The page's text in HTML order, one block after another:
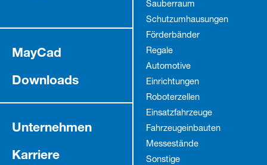
Sauberraum
Schutz­umhausungen
Förderbänder
Regale
Automotive
Einrichtungen
Roboterzellen
Einsatzfahrzeuge
Fahrzeug­einbauten
Messestände
Sonstige
MayCad
Downloads
Unternehmen
Karriere